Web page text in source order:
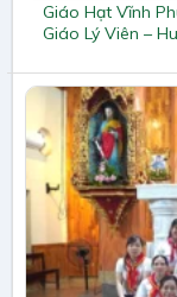
Giáo Hạt Vĩnh
Giáo Lý Viên –